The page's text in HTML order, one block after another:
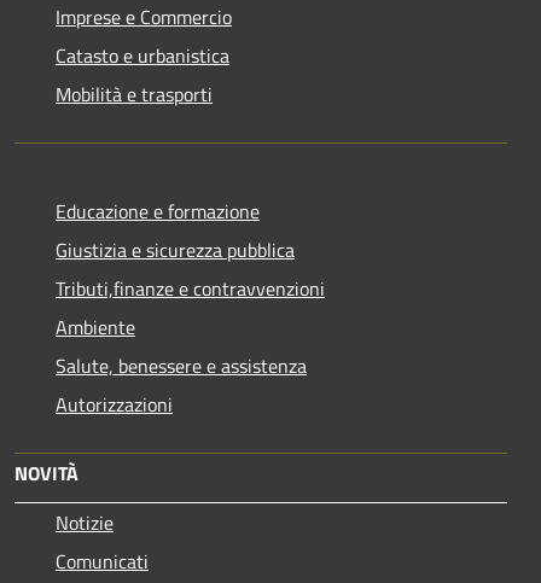
Imprese e Commercio
Catasto e urbanistica
Mobilità e trasporti
Educazione e formazione
Giustizia e sicurezza pubblica
Tributi,finanze e contravvenzioni
Ambiente
Salute, benessere e assistenza
Autorizzazioni
NOVITÀ
Notizie
Comunicati